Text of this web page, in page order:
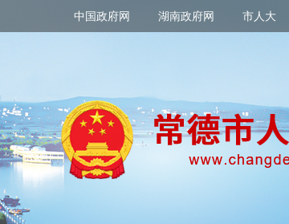
中国政府网 湖南政府网 市人大